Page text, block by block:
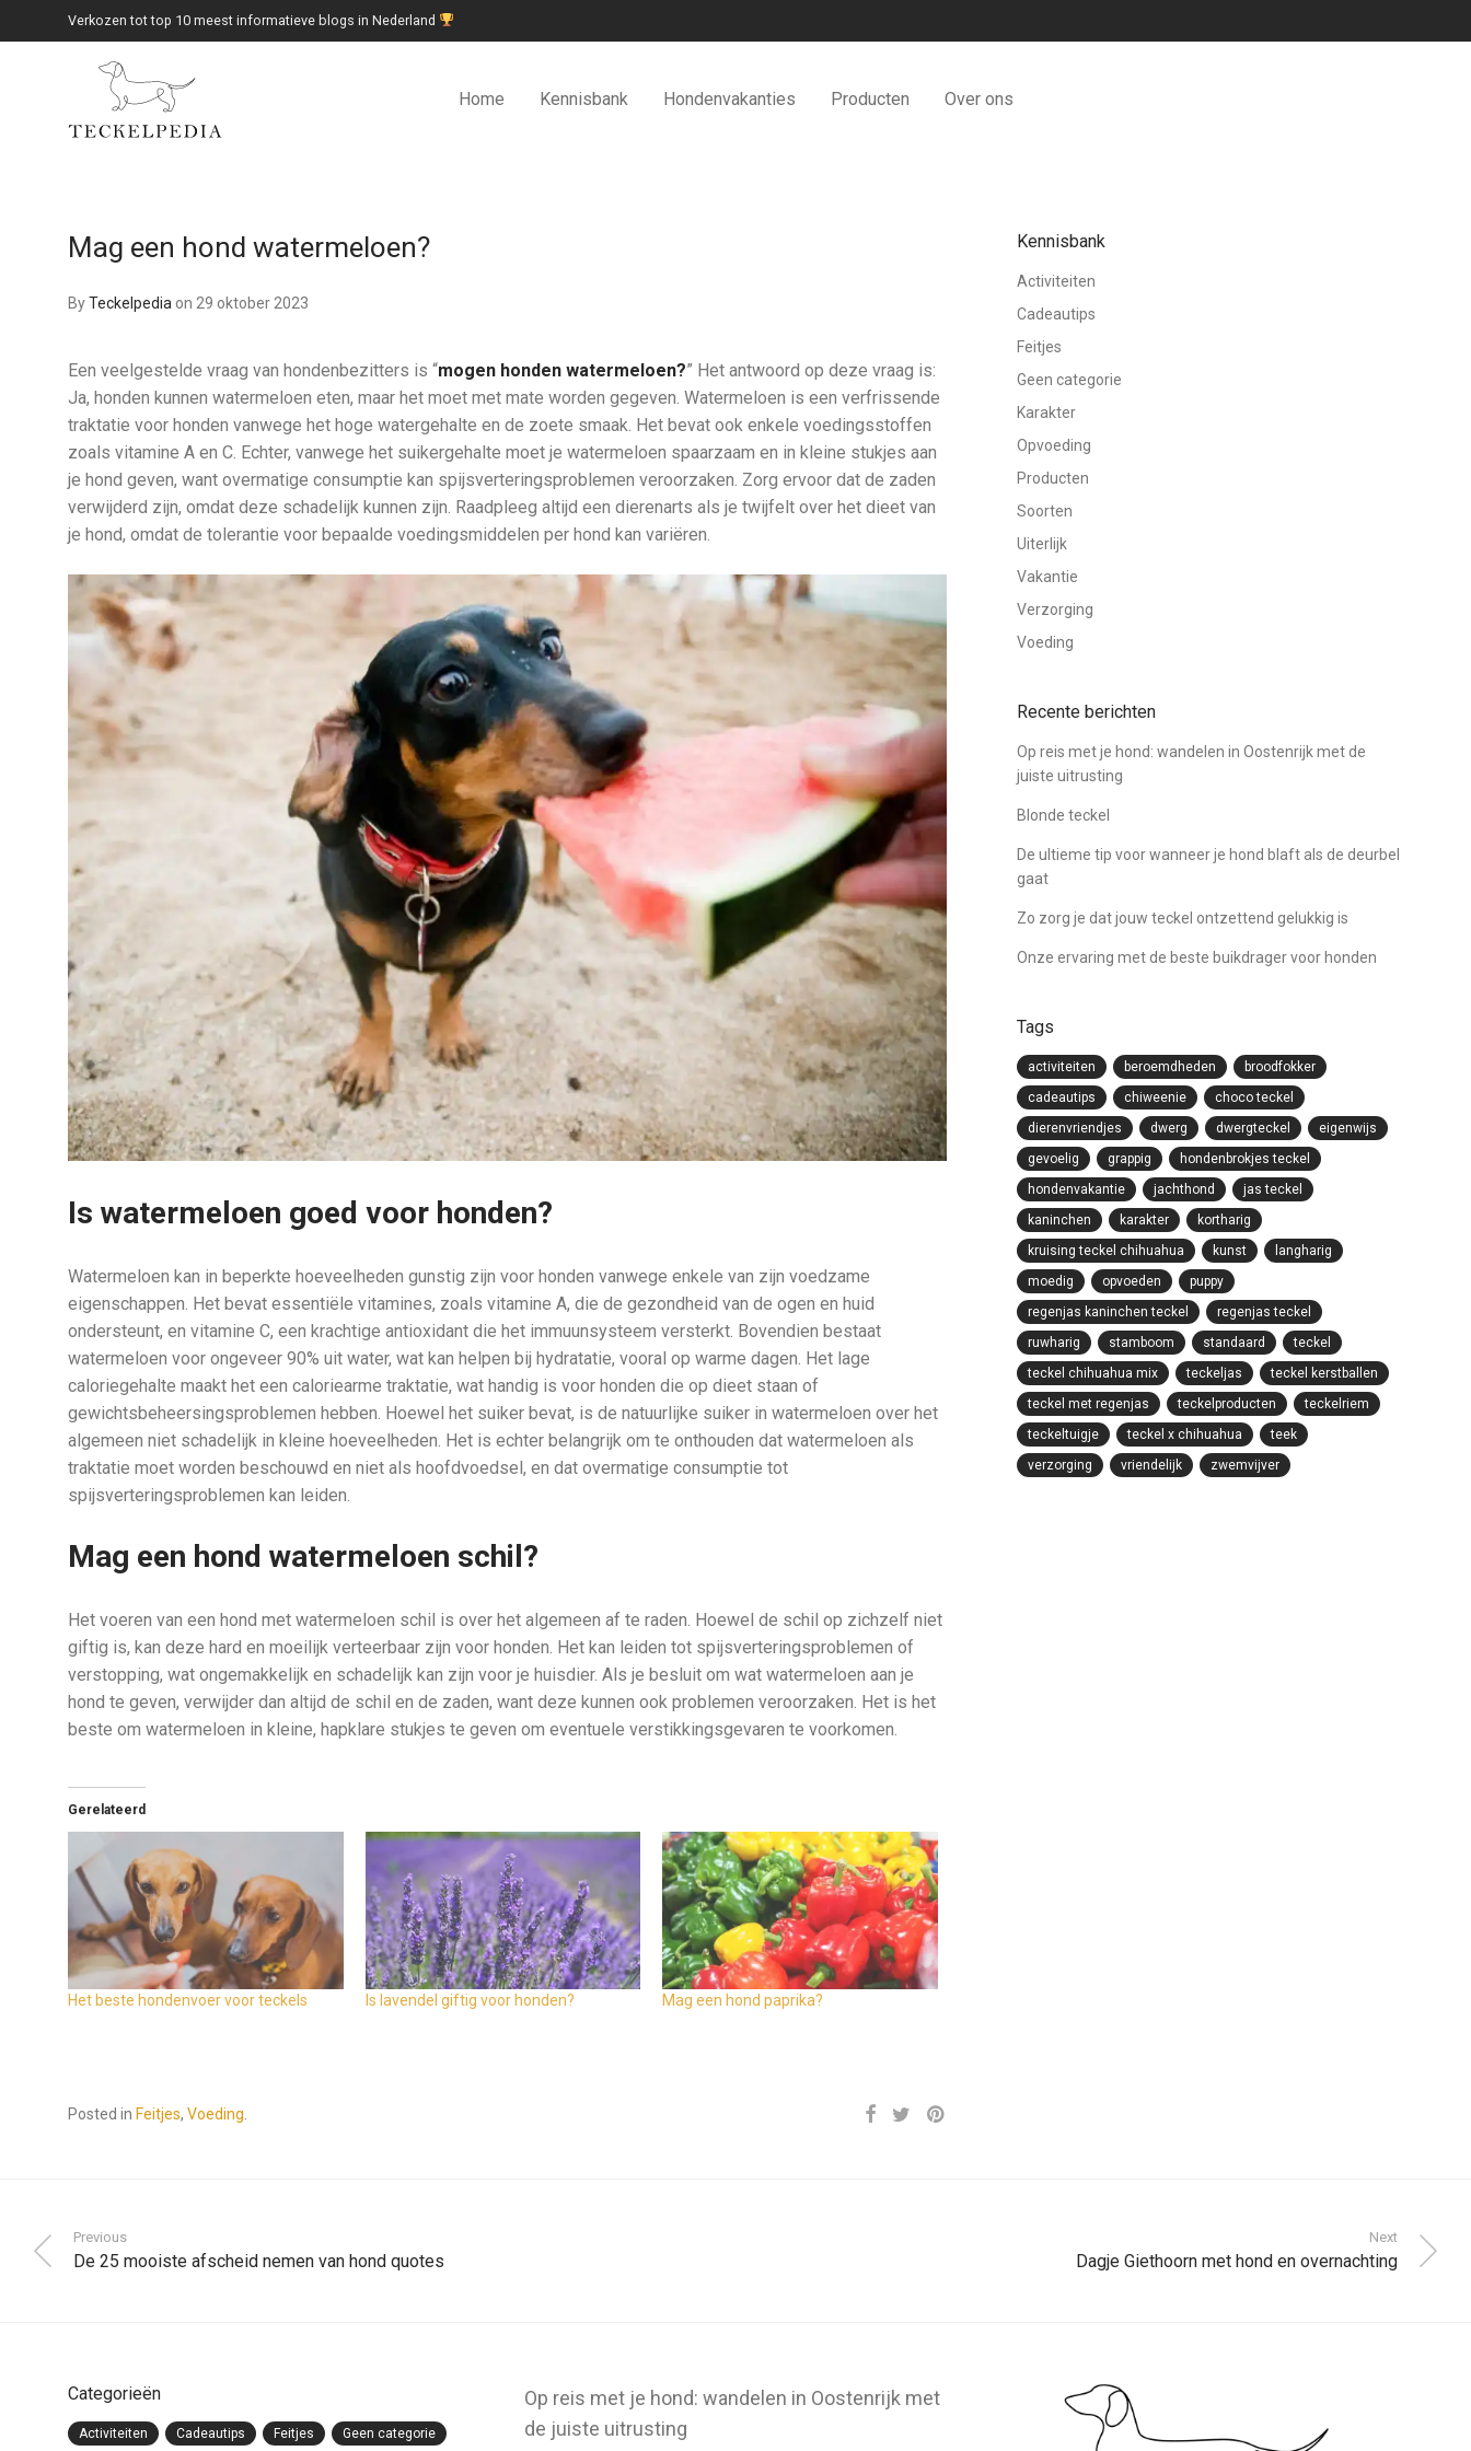
Verkozen tot top 10 meest informatieve blogs in Nederland
Home Kennisbank Hondenvakanties Producten Over ons
Mag een hond watermeloen?
ByTeckelpedia on 29 oktober 2023
Een veelgestelde vraag van hondenbezitters is “mogen honden watermeloen?” Het antwoord op deze vraag is:
Ja, honden kunnen watermeloen eten, maar het moet met mate worden gegeven. Watermeloen is een verfrissende
traktatie voor honden vanwege het hoge watergehalte en de zoete smaak. Het bevat ook enkele voedingsstoffen
zoals vitamine A en C. Echter, vanwege het suikergehalte moet je watermeloen spaarzaam en in kleine stukjes aan
je hond geven, want overmatige consumptie kan spijsverteringsproblemen veroorzaken. Zorg ervoor dat de zaden
verwijderd zijn, omdat deze schadelijk kunnen zijn. Raadpleeg altijd een dierenarts als je twijfelt over het dieet van
je hond, omdat de tolerantie voor bepaalde voedingsmiddelen per hond kan variëren.
Is watermeloen goed voor honden?
Watermeloen kan in beperkte hoeveelheden gunstig zijn voor honden vanwege enkele van zijn voedzame
eigenschappen. Het bevat essentiële vitamines, zoals vitamine A, die de gezondheid van de ogen en huid
ondersteunt, en vitamine C, een krachtige antioxidant die het immuunsysteem versterkt. Bovendien bestaat
watermeloen voor ongeveer 90% uit water, wat kan helpen bij hydratatie, vooral op warme dagen. Het lage
caloriegehalte maakt het een caloriearme traktatie, wat handig is voor honden die op dieet staan of
gewichtsbeheersingsproblemen hebben. Hoewel het suiker bevat, is de natuurlijke suiker in watermeloen over het
algemeen niet schadelijk in kleine hoeveelheden. Het is echter belangrijk om te onthouden dat watermeloen als
traktatie moet worden beschouwd en niet als hoofdvoedsel, en dat overmatige consumptie tot
spijsverteringsproblemen kan leiden.
Mag een hond watermeloen schil?
Het voeren van een hond met watermeloen schil is over het algemeen af te raden. Hoewel de schil op zichzelf niet
giftig is, kan deze hard en moeilijk verteerbaar zijn voor honden. Het kan leiden tot spijsverteringsproblemen of
verstopping, wat ongemakkelijk en schadelijk kan zijn voor je huisdier. Als je besluit om wat watermeloen aan je
hond te geven, verwijder dan altijd de schil en de zaden, want deze kunnen ook problemen veroorzaken. Het is het
beste om watermeloen in kleine, hapklare stukjes te geven om eventuele verstikkingsgevaren te voorkomen.
Gerelateerd
Het beste hondenvoer voor teckels Is lavendel giftig voor honden? Mag een hond paprika?
Posted in Feitjes, Voeding
Kennisbank
Activiteiten
Cadeautips
Feitjes
Geen categorie
Karakter
Opvoeding
Producten
Soorten
Uiterlijk
Vakantie
Verzorging
Voeding
Recente berichten
Op reis met je hond: wandelen in Oostenrijk met de
juiste uitrusting
Blonde teckel
De ultieme tip voor wanneer je hond blaft als de deurbel
gaat
Zo zorg je dat jouw teckel ontzettend gelukkig is
Onze ervaring met de beste buikdrager voor honden
Tags
activiteiten beroemdheden
broodfokker
cadeautips
chiweenie
choco teckel
dierenvriendjes
dwerg dwergteckel
eigenwijs
gevoelig
grappig
hondenbrokjes teckel
hondenvakantie
jachthond
jas teckel
kaninchen
karakter
kortharig
kruising teckel chihuahua
kunst
langharig
moedig
opvoeden
puppy
regenjas kaninchen teckel
regenjas teckel
ruwharig
stamboom standaard
teckel
teckel chihuahua mix
teckeljas
teckel kerstballen
teckel met regenjas
teckelproducten
teckelriem
teckeltuigje
teckel x chihuahua
teek
verzorging
vriendelijk zwemvijver
Previous
De 25 mooiste afscheid nemen van hond quotes
Next
Dagje Giethoorn met hond en overnachting
Categorieën
Activiteiten Cadeautips Feitjes Geen categorie
Op reis met je hond: wandelen in Oostenrijk met
de juiste uitrusting